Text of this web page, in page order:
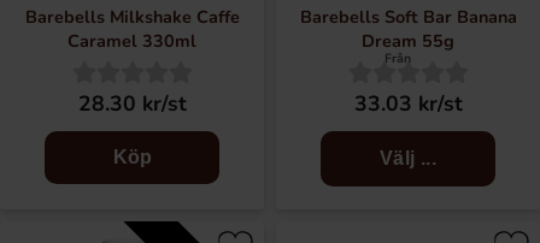
Barebells Milkshake Caffe
Caramel 330ml
28.30 kr/st
Köp
Barebells Soft Bar Banana
Dream 55g
Från
33.03 kr/st
Välj ...